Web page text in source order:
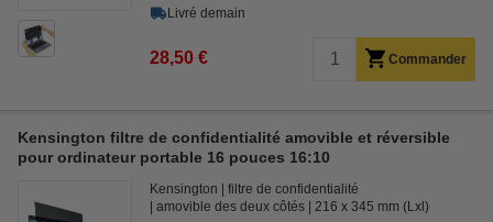
Livré demain
28,50 € Commander
Kensington filtre de confidentialité amovible et réversible
pour ordinateur portable 16 pouces 16:10
Kensington
filtre de confidentialité
amovible des deux côtés
216 x 345 mm (Lxl)